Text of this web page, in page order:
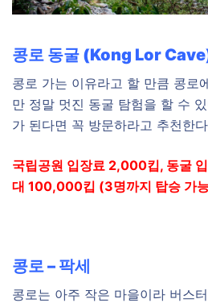
콩로 동굴 (Kong Lor
콩로 가는 이유라고 할 만큼 콩로
만 정말 멋진 동굴 탐험을 할 수
가 된다면 꼭 방문하라고 추천한
국립공원 입장료 2,000킵, 동굴
대 100,000킵 (3명까지 탑승 가
콩로 – 팍세
콩로는 아주 작은 마을이라 버스